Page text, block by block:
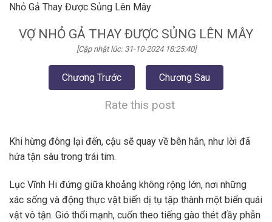
Nhỏ Gả Thay Được Sủng Lên Mây
VỢ NHỎ GẢ THAY ĐƯỢC SỦNG LÊN MÂY
[Cập nhật lúc: 31-10-2024 18:25:40]
Chương Trước Chương Sau
Rate this post
Khi hừng đông lại đến, cậu sẽ quay về bên hắn, như lời đã
hứa tận sâu trong trái tim.
Lục Vĩnh Hi đứng giữa khoảng không rộng lớn, nơi những
xác sống và động thực vật biến dị tụ tập thành một biển quái
vật vô tận. Gió thổi mạnh, cuốn theo tiếng gào thét đầy phẫn